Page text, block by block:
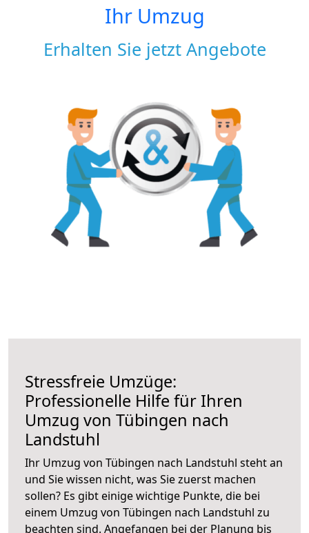
Ihr Umzug
Erhalten Sie jetzt Angebote
Stressfreie Umzüge:
Professionelle Hilfe für Ihren
Umzug von Tübingen nach
Landstuhl
Ihr Umzug von Tübingen nach Landstuhl steht an
und Sie wissen nicht, was Sie zuerst machen
sollen? Es gibt einige wichtige Punkte, die bei
einem Umzug von Tübingen nach Landstuhl zu
beachten sind. Angefangen bei der Planung bis